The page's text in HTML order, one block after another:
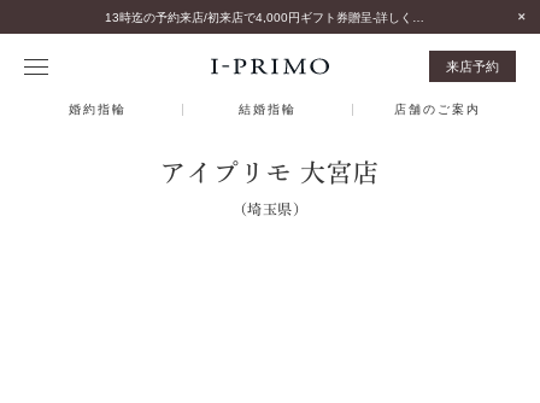
来店予約
婚約指輪 結婚指輪 店舗のご案内
アイプリモ 大宮店
（埼玉県）